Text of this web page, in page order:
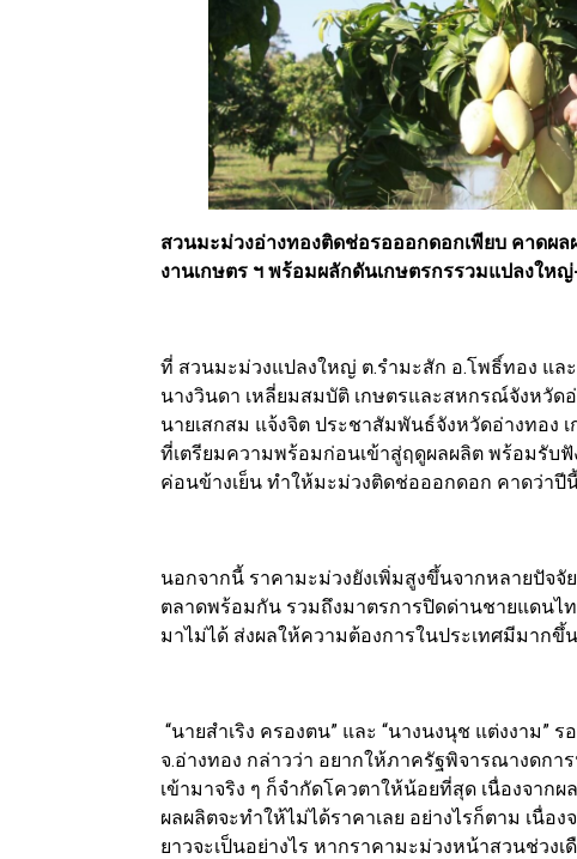
สวนมะม่วงอ่างทองติดช่อรอออกดอกเพียบ คาดผ
งานเกษตร ฯ พร้อมผลักดันเกษตรกรรวมแปลงให
ที่ สวนมะม่วงแปลงใหญ่ ต.รำมะสัก อ.โพธิ์ทอง แ
นางวินดา เหลี่ยมสมบัติ เกษตรและสหกรณ์จังหวัด
นายเสกสม แจ้งจิต ประชาสัมพันธ์จังหวัดอ่างทอง
ที่เตรียมความพร้อมก่อนเข้าสู่ฤดูผลผลิต พร้อมรับ
ค่อนข้างเย็น ทำให้มะม่วงติดช่อออกดอก คาดว่าปี
นอกจากนี้ ราคามะม่วงยังเพิ่มสูงขึ้นจากหลายปัจจั
ตลาดพร้อมกัน รวมถึงมาตรการปิดด่านชายแดนไ
มาไม่ได้ ส่งผลให้ความต้องการในประเทศมีมาก
“นายสำเริง ครองตน” และ “นางนงนุช แต่งงาม”
จ.อ่างทอง กล่าวว่า อยากให้ภาครัฐพิจารณางดกา
เข้ามาจริง ๆ ก็จำกัดโควตาให้น้อยที่สุด เนื่องจาก
ผลผลิตจะทำให้ไม่ได้ราคาเลย อย่างไรก็ตาม เนื่อ
ยาวจะเป็นอย่างไร หากราคามะม่วงหน้าสวนช่วง